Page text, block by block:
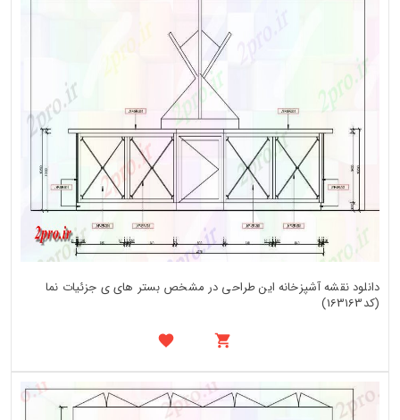
دانلود نقشه آشپزخانه این طراحی در مشخص بستر های ی جزئیات نما
(کد163163)